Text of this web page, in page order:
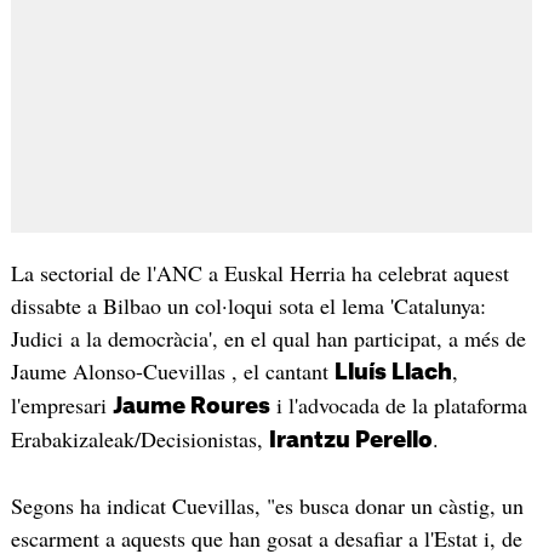
La sectorial de l'ANC a Euskal Herria ha celebrat aquest
dissabte a Bilbao un col·loqui sota el lema 'Catalunya:
Judici a la democràcia', en el qual han participat, a més de
Jaume Alonso-Cuevillas , el cantant Lluís Llach,
l'empresari Jaume Rouresi l'advocada de la plataforma
Erabakizaleak/Decisionistas,
Irantzu Perello.
Segons ha indicat Cuevillas, "es busca donar un càstig, un
escarment a aquests que han gosat a desafiar a l'Estat i, de